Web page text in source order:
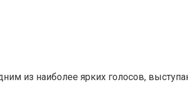
из наиболее ярких голосов,